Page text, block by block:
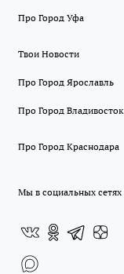
Про Город Уфа
Твои Новости
Про Город Ярославль
Про Город Владивосток
Про Город Краснодара
Мы в социальных сетях